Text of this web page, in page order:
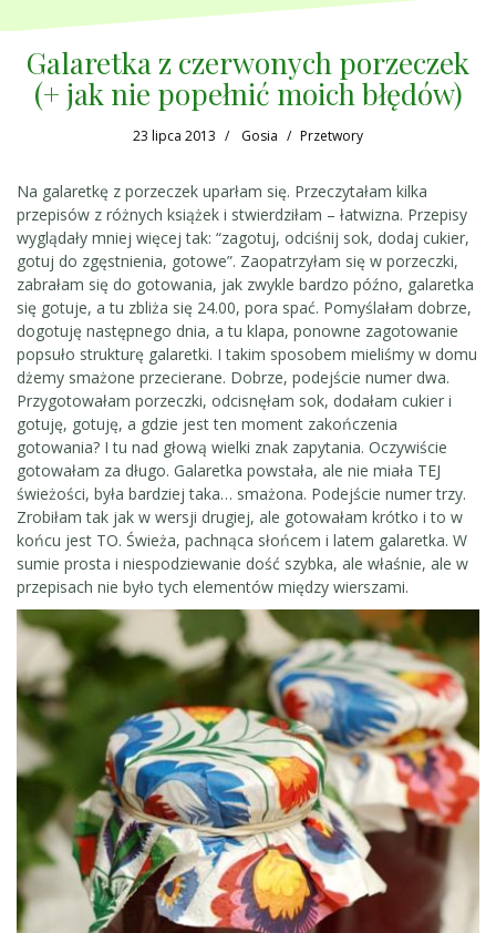
Galaretka z czerwonych porzeczek
(+ jak nie popełnić moich błędów)
23 lipca 2013 Gosia Przetwory
Na galaretkę z porzeczek uparłam się. Przeczytałam kilka
przepisów z różnych książek i stwierdziłam – łatwizna. Przepisy
wyglądały mniej więcej tak: “zagotuj, odciśnij sok, dodaj cukier,
gotuj do zgęstnienia, gotowe”. Zaopatrzyłam się w porzeczki,
zabrałam się do gotowania, jak zwykle bardzo późno, galaretka
się gotuje, a tu zbliża się 24.00, pora spać. Pomyślałam dobrze,
dogotuję następnego dnia, a tu klapa, ponowne zagotowanie
popsuło strukturę galaretki. I takim sposobem mieliśmy w domu
dżemy smażone przecierane. Dobrze, podejście numer dwa.
Przygotowałam porzeczki, odcisnęłam sok, dodałam cukier i
gotuję, gotuję, a gdzie jest ten moment zakończenia
gotowania? I tu nad głową wielki znak zapytania. Oczywiście
gotowałam za długo. Galaretka powstała, ale nie miała TEJ
świeżości, była bardziej taka… smażona. Podejście numer trzy.
Zrobiłam tak jak w wersji drugiej, ale gotowałam krótko i to w
końcu jest TO. Świeża, pachnąca słońcem i latem galaretka. W
sumie prosta i niespodziewanie dość szybka, ale właśnie, ale w
przepisach nie było tych elementów między wierszami.